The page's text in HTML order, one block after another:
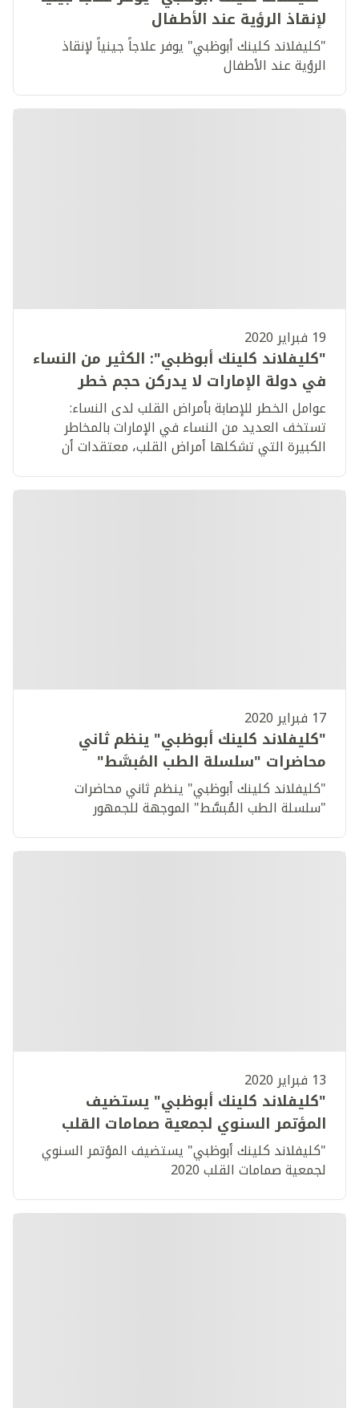
لإنقاذ الرؤية عند الأطفال
"كليفلاند كلينك أبوظبي" يوفر علاجاً جينياً لإنقاذ
الرؤية عند الأطفال
19 فبراير 2020
"كليفلاند كلينك أبوظبي": الكثير من النساء
في دولة الإمارات لا يدركن حجم خطر
أمراض القلب على صحة المرأة
عوامل الخطر للإصابة بأمراض القلب لدى النساء:
تستخف العديد من النساء في الإمارات بالمخاطر
الكبيرة التي تشكلها أمراض القلب، معتقدات أن
17 فبراير 2020
"كليفلاند كلينك أبوظبي" ينظم ثاني
محاضرات "سلسلة الطب المُبسَّط"
الموجهة للجمهور
"كليفلاند كلينك أبوظبي" ينظم ثاني محاضرات
"سلسلة الطب المُبسَّط" الموجهة للجمهور
13 فبراير 2020
"كليفلاند كلينك أبوظبي" يستضيف
المؤتمر السنوي لجمعية صمامات القلب
2020
"كليفلاند كلينك أبوظبي" يستضيف المؤتمر السنوي
لجمعية صمامات القلب 2020